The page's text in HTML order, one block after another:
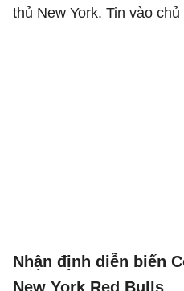
thủ New York. Tin vào chủ
Nhận định diễn biến
New York Red Bulls